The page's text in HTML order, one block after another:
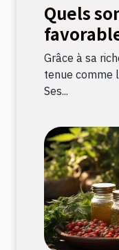
Quels
Grèce ?
Grâce à sa
tenue comme
Ses...